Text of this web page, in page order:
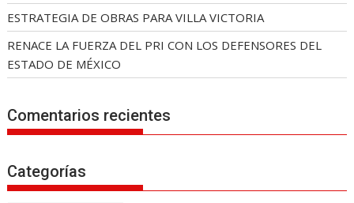
ESTRATEGIA DE OBRAS PARA VILLA VICTORIA
RENACE LA FUERZA DEL PRI CON LOS DEFENSORES DEL
ESTADO DE MÉXICO
Comentarios recientes
Categorías